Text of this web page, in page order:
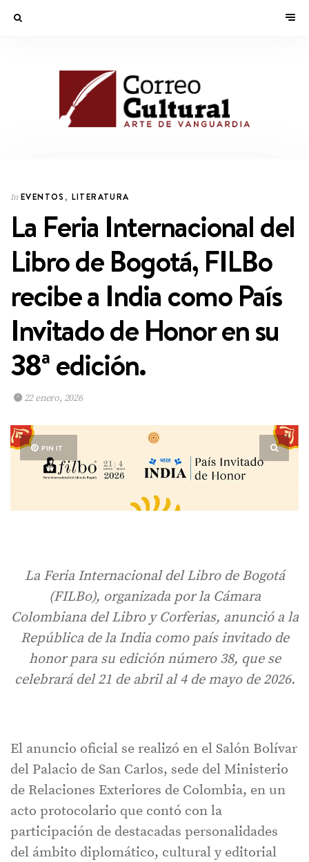
In EVENTOS, LITERATURA
La Feria Internacional del
Libro de Bogotá, FILBo
recibe a India como País
Invitado de Honor en su
38ª edición.
22 enero, 2026
PIN IT
La Feria Internacional del Libro de Bogotá
(FILBo), organizada por la Cámara
Colombiana del Libro y Corferias, anunció a la
República de la India como país invitado de
honor para su edición número 38, que se
celebrará del 21 de abril al 4 de mayo de 2026.
El anuncio oficial se realizó en el Salón Bolívar
del Palacio de San Carlos, sede del Ministerio
de Relaciones Exteriores de Colombia, en un
acto protocolario que contó con la
participación de destacadas personalidades
del ámbito diplomático, cultural y editorial